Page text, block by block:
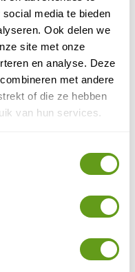
media te bieden
Ook delen we
site met onze
en analyse. Deze
met andere
of die ze hebben
van hun services.
in de wildernis
vakanties in Lapland:
sneeuwwandelen